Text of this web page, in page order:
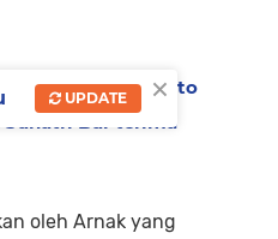
dukung Yosdianto
Bur terima
oleh Arnak yang
×
UPDATE